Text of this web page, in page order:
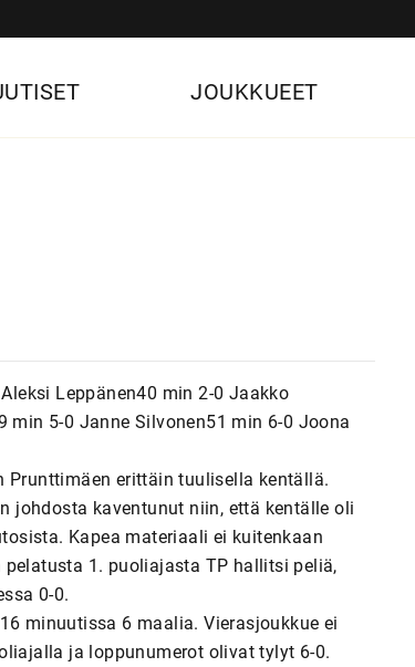
JOUKKUEET
Leppänen40 min 2-0 Jaakko
5-0 Janne Silvonen51 min 6-0 Joona
erittäin tuulisella kentällä.
johdosta kaventunut niin, että kentälle oli
Kapea materiaali ei kuitenkaan
1. puoliajasta TP hallitsi peliä,
0-0.
minuutissa 6 maalia. Vierasjoukkue ei
ja loppunumerot olivat tylyt 6-0.